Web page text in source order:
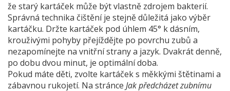
že starý kartáček může být vlastně zdrojem bakterií.
Správná technika čištění je stejně důležitá jako výběr
kartáčku. Držte kartáček pod úhlem 45° k dásním,
krouživými pohyby přejíždějte po povrchu zubů a
nezapomínejte na vnitřní strany a jazyk. Dvakrát denně,
po dobu dvou minut, je optimální doba.
Pokud máte děti, zvolte kartáček s měkkými štětinami a
zábavnou rukojetí. Na stránce Jak předcházet zubnímu